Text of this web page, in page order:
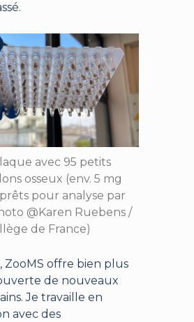
avec 95 petits
osseux (env. 5 mg
pour analyse par
@Karen Ruebens /
de France)
ZooMS offre bien plus
de nouveaux
Je travaille en
avec des